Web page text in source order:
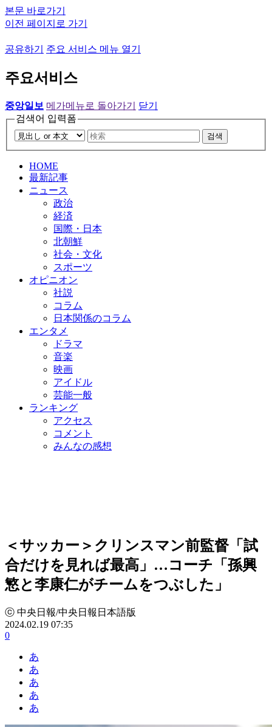
본문 바로가기
이전 페이지로 가기
공유하기 주요 서비스 메뉴 열기
주요서비스
중앙일보 메가메뉴로 돌아가기
닫기
검색어 입력폼
검색
HOME
最新記事
ニュース
政治
経済
国際・日本
北朝鮮
社会・文化
スポーツ
オピニオン
社説
コラム
日本関係のコラム
エンタメ
ドラマ
音楽
映画
アイドル
芸能一般
ランキング
アクセス
コメント
みんなの感想
＜サッカー＞クリンスマン前監督「試
合だけを見れば最高」…コーチ「孫興
慜と李康仁がチームをつぶした」
ⓒ 中央日報/中央日報日本語版
2024.02.19 07:35
0
あ
あ
あ
あ
あ